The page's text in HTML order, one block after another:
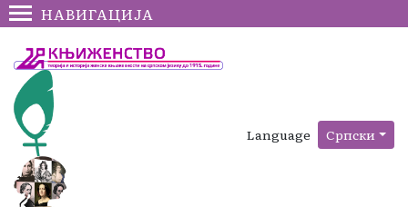
НАВИГАЦИЈА
Language Српски